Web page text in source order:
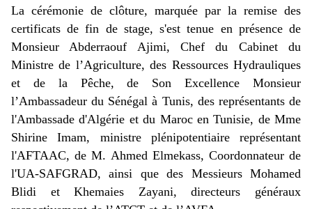
La cérémonie de clôture, marquée par la remise des
certificats de fin de stage, s'est tenue en présence de
Monsieur Abderraouf Ajimi, Chef du Cabinet du
Ministre de l’Agriculture, des Ressources Hydrauliques
et de la Pêche, de Son Excellence Monsieur
l’Ambassadeur du Sénégal à Tunis, des représentants de
l'Ambassade d'Algérie et du Maroc en Tunisie, de Mme
Shirine Imam, ministre plénipotentiaire représentant
l'AFTAAC, de M. Ahmed Elmekass, Coordonnateur de
l'UA-SAFGRAD, ainsi que des Messieurs Mohamed
Blidi et Khemaies Zayani, directeurs généraux